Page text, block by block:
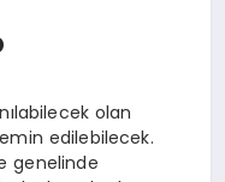
olan
edilebilecek.
genelinde